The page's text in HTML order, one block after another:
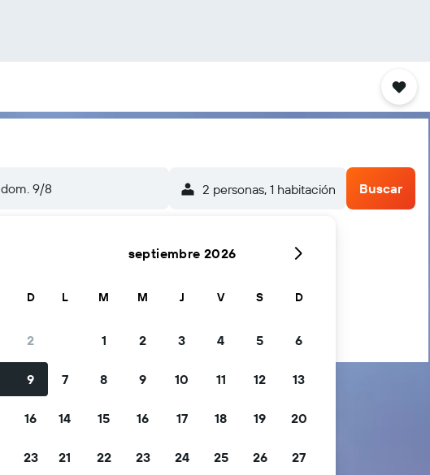
dom. 9/8 2 personas, 1 habitación Buscar
D
2
9
16
23
septiembre 2026
L M M J V S D
1 2 3 4 5 6
7 8 9 10 11 12 13
14 15 16 17 18 19 20
21 22 23 24 25 26 27